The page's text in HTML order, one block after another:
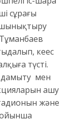
сұрағы
кеңес
түсті.
дамыту мен
ашу
және